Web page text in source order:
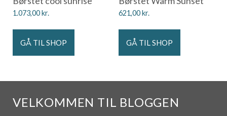
1.073,00kr.
GÅ TIL SHOP
621,00kr.
GÅ TIL SHOP
VELKOMMEN TIL BLOGGEN